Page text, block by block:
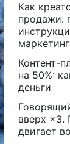
Как
продажи:
Контент-
на 50%:
деньги
вверх ×3.
двигает